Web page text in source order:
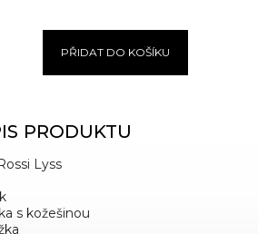
PŘIDAT DO KOŠÍKU
PRODUKTU
Lyss
s kožešinou